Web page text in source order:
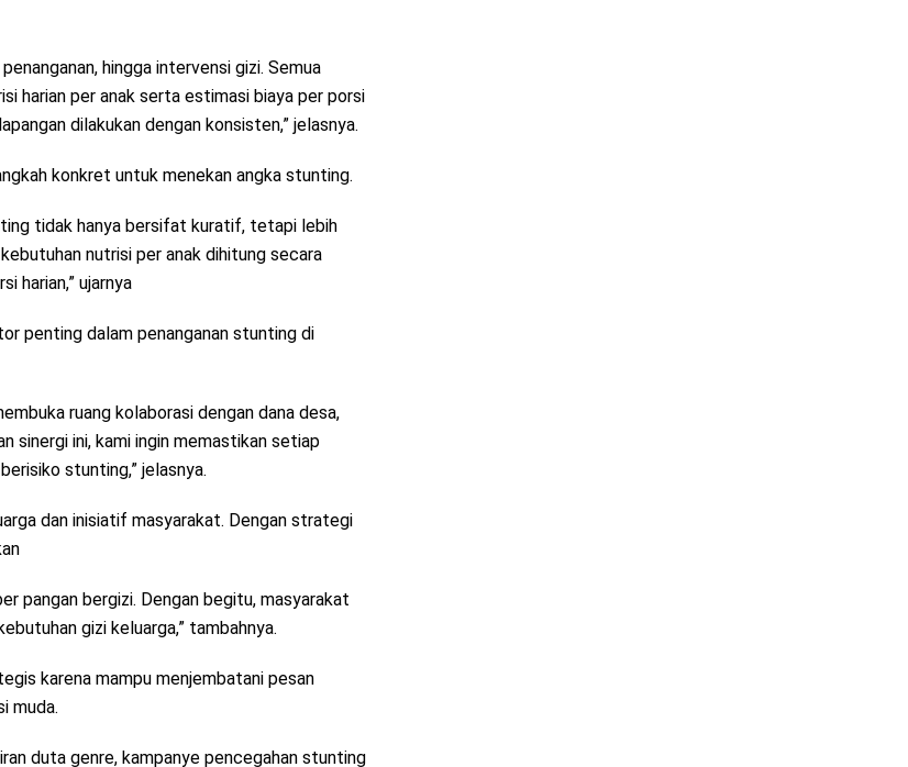
hingga intervensi gizi. Semua
harian per anak serta estimasi biaya per porsi
dilakukan dengan konsisten,” jelasnya.
konkret untuk menekan angka stunting.
tidak hanya bersifat kuratif, tetapi lebih
nutrisi per anak dihitung secara
harian,” ujarnya
penting dalam penanganan stunting di
ruang kolaborasi dengan dana desa,
sinergi ini, kami ingin memastikan setiap
stunting,” jelasnya.
dan inisiatif masyarakat. Dengan strategi
pangan bergizi. Dengan begitu, masyarakat
gizi keluarga,” tambahnya.
karena mampu menjembatani pesan
muda.
duta genre, kampanye pencegahan stunting